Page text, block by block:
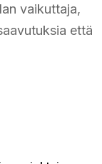
vaikuttaja,
että